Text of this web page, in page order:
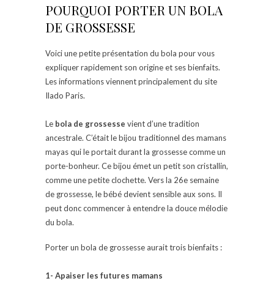
POURQUOI PORTER UN BOLA
DE GROSSESSE
Voici une petite présentation du bola pour vous
expliquer rapidement son origine et ses bienfaits.
Les informations viennent principalement du site
Ilado Paris.
Le bola de grossesse vient d’une tradition
ancestrale. C’était le bijou traditionnel des mamans
mayas qui le portait durant la grossesse comme un
porte-bonheur. Ce bijou émet un petit son cristallin,
comme une petite clochette. Vers la 26e semaine
de grossesse, le bébé devient sensible aux sons. Il
peut donc commencer à entendre la douce mélodie
du bola.
Porter un bola de grossesse aurait trois bienfaits :
1- Apaiser les futures mamans